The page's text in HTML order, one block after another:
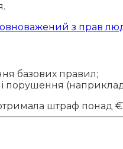
з прав
базових правил;
порушення
штраф